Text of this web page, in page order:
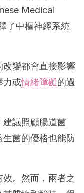
Medical
了中樞神經系統
改變都會直接影響
力或情緒障礙的過
建議照顧腸道菌
生菌的優格也能防
。然而，兩者之